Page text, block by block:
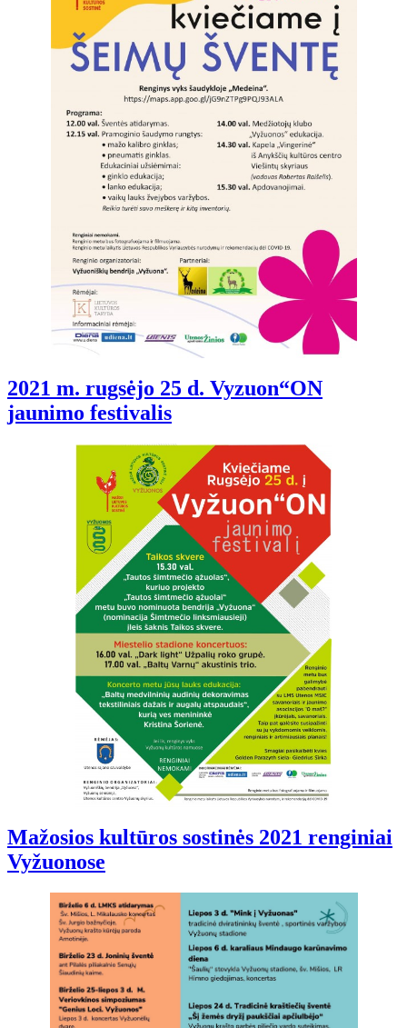
2021 m. rugsėjo 25 d. Vyzuon“ON
jaunimo festivalis
Mažosios kultūros sostinės 2021 renginiai
Vyžuonose